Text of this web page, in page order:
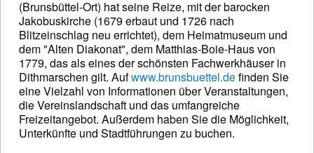
(Brunsbüttel-Ort) hat seine Reize, mit der barocken
Jakobuskirche (1679 erbaut und 1726 nach
Blitzeinschlag neu errichtet), dem Heimatmuseum und
dem "Alten Diakonat", dem Matthias-Boie-Haus von
1779, das als eines der schönsten Fachwerkhäuser in
Dithmarschen gilt. Aufwww.brunsbuettel.definden Sie
eine Vielzahl von Informationen über Veranstaltungen,
die Vereinslandschaft und das umfangreiche
Freizeitangebot. Außerdem haben Sie die Möglichkeit,
Unterkünfte und Stadtführungen zu buchen.